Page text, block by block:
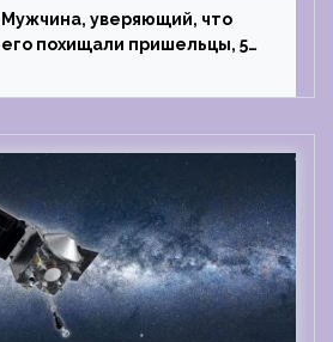
из Аргентины
Мужчина, уверяющий, что
его похищали пришельцы, 5
тест на детекторе лжи